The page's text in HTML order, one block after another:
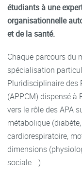
étudiants à une
organisationnelle
et de la santé.
Chaque parcours du
spécialisation
Pluridisciplinaire des
(APPCM) dispensé à
vers le rôle des APA
métabolique
cardiorespiratoire,
dimensions
sociale …).